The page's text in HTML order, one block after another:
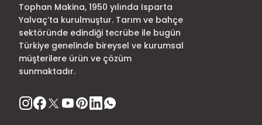
Tophan Makina, 1950 yılında Isparta
Yalvaç’ta kurulmuştur. Tarım ve bahçe
sektöründe edindiği tecrübe ile bugün
Türkiye genelinde bireysel ve kurumsal
müşterilere ürün ve çözüm
sunmaktadır.